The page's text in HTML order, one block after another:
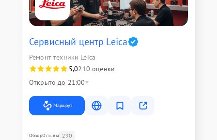
Сервисный центр Leica
Ремонт техники Leica
5,0210 оценки
Открыто до 21:00
Маршрут
ОбзорОтзывы 290